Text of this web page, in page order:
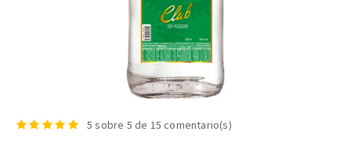
5 sobre 5 de 15 comentario(s)